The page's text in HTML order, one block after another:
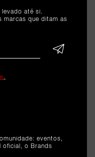
até si.
marcas que ditam as
.
eventos,
oficial, o Brands